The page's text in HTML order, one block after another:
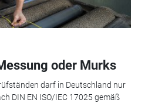
oder Murks
darf in Deutschland nur
DIN EN ISO/IEC 17025 gemäß